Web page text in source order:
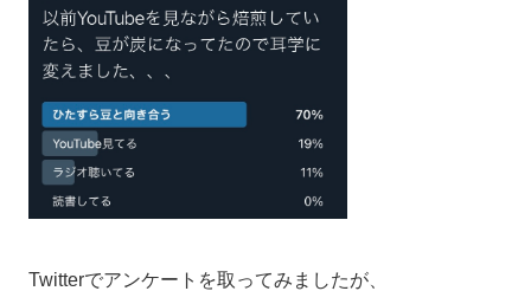
Twitterでアンケートを取ってみましたが、